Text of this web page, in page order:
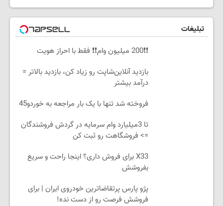
تبلیغات
❗❗200 میلیون وام❗❗ فقط با احراز هویت
بازدید آنلاین‌شاپت رو زیاد کن، بازدید بالاتر =
درآمد بیشتر
فروخته شد تنها با یک بار مراجعه به خوردو45
تا 3میلیارد وام سرمایه در گردش فروشندگان
=> فروشگاهت رو ثبت کن
X33 برای فروش داری؟ اینجا راحت و سریع
بفروشش
پژو پارس پرتقاضاترین خودروی ایران | برای
فروشش فرصت رو از دست نده!